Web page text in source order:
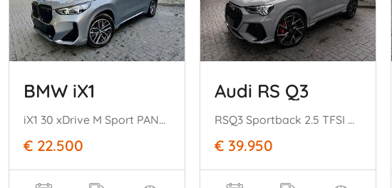
BMW iX1
iX1 30 xDrive M Sport PANO HUD Frozen-Grey VOLL
€ 22.500
Audi RS Q3
RSQ3 Sportback 2.5 TFSI Quattro PANO NARDO-GREY SONOS
€ 39.950